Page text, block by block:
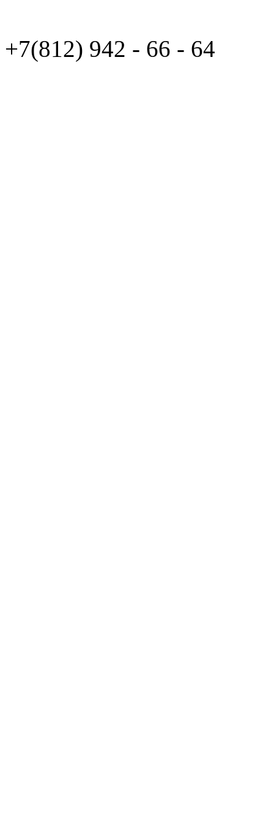
+7(812) 942 - 66 - 64